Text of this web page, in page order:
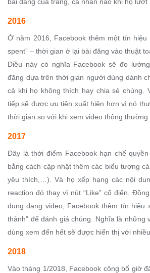
2016
Ở năm 2016, Facebook thêm một tín hiệu
spent” – thời gian ở lại bài đăng vào thuật
Điều này có nghĩa Facebook sẽ đo
đăng dựa trên thời gian người dùng dành
cả khi họ không thích hay chia sẻ chúng.
tiếp sẽ được ưu tiên xuất hiện hơn vì nó
thời gian so với khi xem video thông thường.
2017
Đây là thời điểm Facebook hạn chế quyền
bằng cách cập nhật thêm các biểu tượng
yêu thích,…). Và họ xếp hạng các nội
reaction đó thay vì nút “Like” cổ điển.
dung dạng video, Facebook thêm tín hiệu
thành” để đánh giá chúng. Nghĩa là những
dùng xem đến hết sẽ được hiển thị với
2018
Vào tháng 1/2018, Facebook công bố giờ